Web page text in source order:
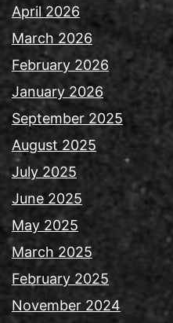
April 2026
March 2026
February 2026
January 2026
September 2025
August 2025
July 2025
June 2025
May 2025
March 2025
February 2025
November 2024